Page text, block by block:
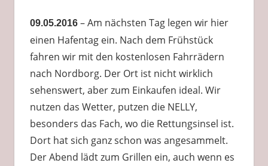
09.05.2016– Am nächsten Tag legen wir hier
einen Hafentag ein. Nach dem Frühstück
fahren wir mit den kostenlosen Fahrrädern
nach Nordborg. Der Ort ist nicht wirklich
sehenswert, aber zum Einkaufen ideal. Wir
nutzen das Wetter, putzen die NELLY,
besonders das Fach, wo die Rettungsinsel ist.
Dort hat sich ganz schon was angesammelt.
Der Abend lädt zum Grillen ein, auch wenn es